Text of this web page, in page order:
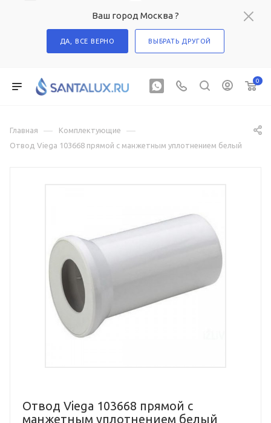
Ваш город Москва ?
ДА, ВСЕ ВЕРНО ВЫБРАТЬ ДРУГОЙ
0
Главная — Комплектующие —
Отвод Viega 103668 прямой с манжетным уплотнением белый
Отвод Viega 103668 прямой с
манжетным уплотнением белый